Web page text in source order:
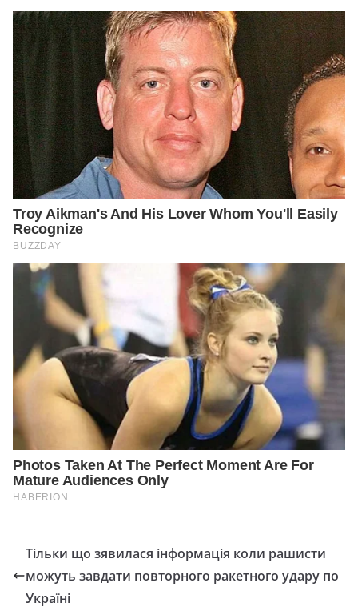
Тільки що зявилася інформація коли рашисти
можуть завдати повторного ракетного удару по
Україні